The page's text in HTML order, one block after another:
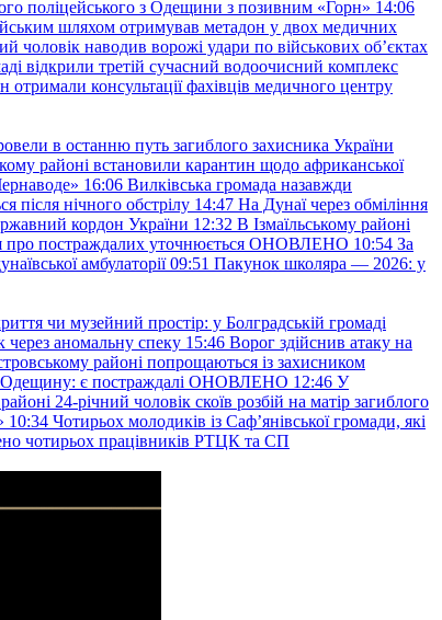
поліцейського з Одещини з позивним «Горн» 14:06
шляхом отримував метадон у двох медичних
чоловік наводив ворожі удари по військових обʼєктах
відкрили третій сучасний водоочисний комплекс
консультації фахівців медичного центру
в останню путь загиблого захисника України
районі встановили карантин щодо африканської
16:06 Вилківська громада назавжди
після нічного обстрілу 14:47 На Дунаї через обміління
кордон України 12:32 В Ізмаїльському районі
про постраждалих уточнюється ОНОВЛЕНО 10:54 За
амбулаторії 09:51 Пакунок школяра — 2026: у
чи музейний простір: у Болградській громаді
аномальну спеку 15:46 Ворог здійснив атаку на
районі попрощаються із захисником
Одещину: є постраждалі ОНОВЛЕНО 12:46 У
24-річний чоловік скоїв розбій на матір загиблого
10:34 Чотирьох молодиків із Саф’янівської громади, які
чотирьох працівників РТЦК та СП